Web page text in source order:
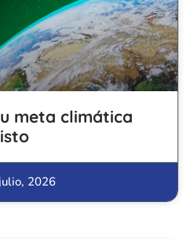
meta climática
2026